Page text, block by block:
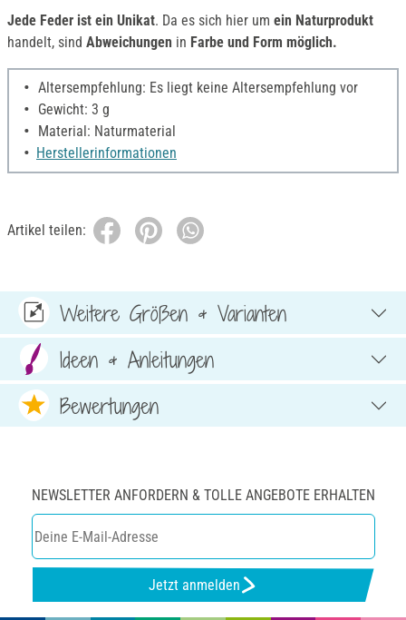
Jede Feder ist ein Unikat. Da es sich hier um ein Naturprodukt
handelt, sind Abweichungen in Farbe und Form möglich.
Altersempfehlung: Es liegt keine Altersempfehlung vor
Gewicht: 3 g
Material: Naturmaterial
Herstellerinformationen
Artikel teilen:
Weitere Größen & Varianten
Ideen & Anleitungen
Bewertungen
NEWSLETTER ANFORDERN & TOLLE ANGEBOTE ERHALTEN
Jetzt anmelden